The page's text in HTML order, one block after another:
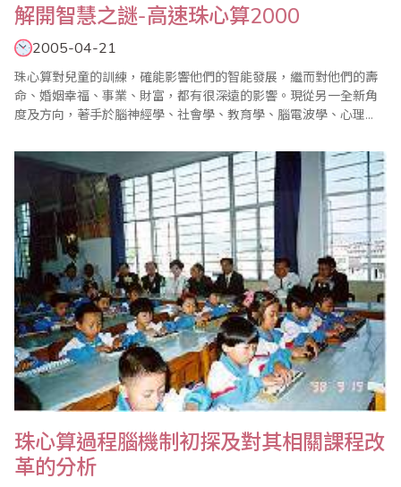
解開智慧之謎-高速珠心算2000
2005-04-21
珠心算對兒童的訓練，確能影響他們的智能發展，繼而對他們的壽
命、婚姻幸福、事業、財富，都有很深遠的影響。現從另一全新角
度及方向，著手於腦神經學、社會學、教育學、腦電波學、心理
代的全新訓練方法，以裨益下一代子弟。 愛因斯坦是智慧的代名
詞，他具高度智能，加上堅毅不屈，突破障礙，勤奮努力，才能舉
世知名，並有影響萬代的卓越成..
珠心算過程腦機制初探及對其相關課程改
革的分析